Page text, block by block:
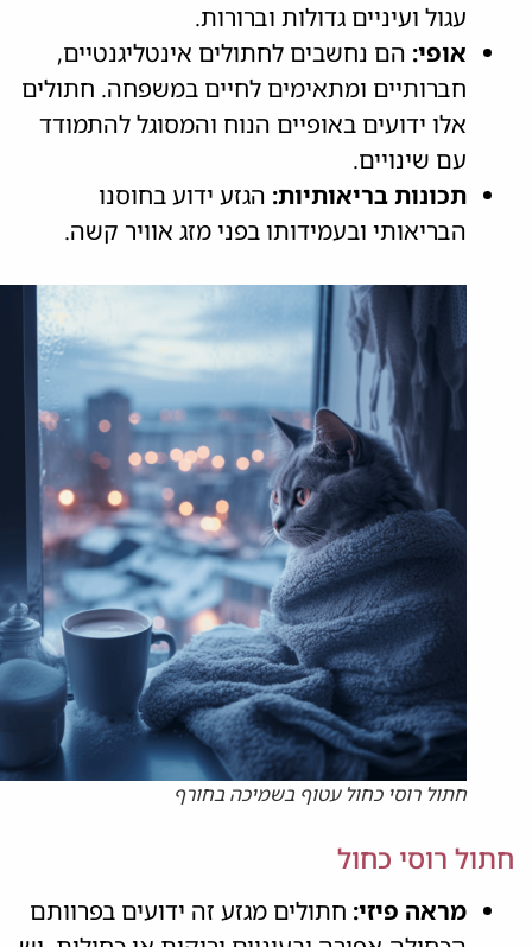
עגול ועיניים גדולות וברורות.
אופי: הם נחשבים לחתולים אינטליגנטיים,
חברותיים ומתאימים לחיים במשפחה. חתולים
אלו ידועים באופיים הנוח והמסוגל להתמודד
עם שינויים.
תכונות בריאותיות: הגזע ידוע בחוסנו
הבריאותי ובעמידותו בפני מזג אוויר קשה.
חתול רוסי כחול עטוף בשמיכה בחורף
חתול רוסי כחול
מראה פיזי: חתולים מגזע זה ידועים בפרוותם